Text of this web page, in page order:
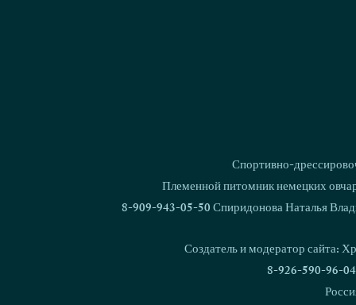
Спортивно-
Племенной питомник немецких
8-909-943-05-50 Спиридонова Наталья
Создатель и модератор сайта:
8-926-590-96-